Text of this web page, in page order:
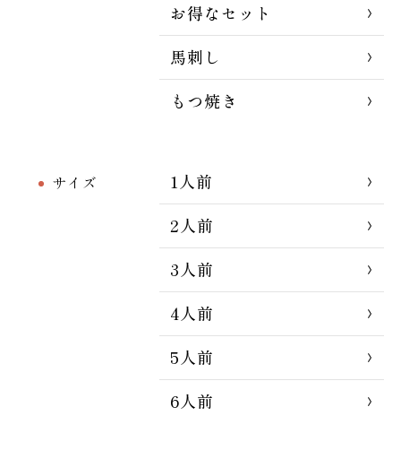
お得なセット
馬刺し
もつ焼き
サイズ
1人前
2人前
3人前
4人前
5人前
6人前